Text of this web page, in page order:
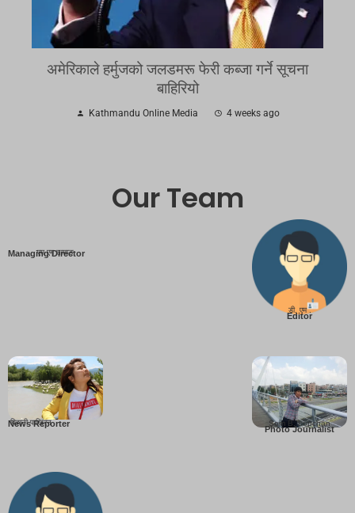
अमेरिकाले हर्मुजको जलडमरू फेरी कब्जा गर्ने सूचना
बाहिरियो
Kathmandu Online Media 4 weeks ago
Our Team
Managing Director
एम एम तामाङ
Editor
डी. एम .
News Reporter
बिहानी पाख्रिन
Photo Journalist
Som B. Lopchan